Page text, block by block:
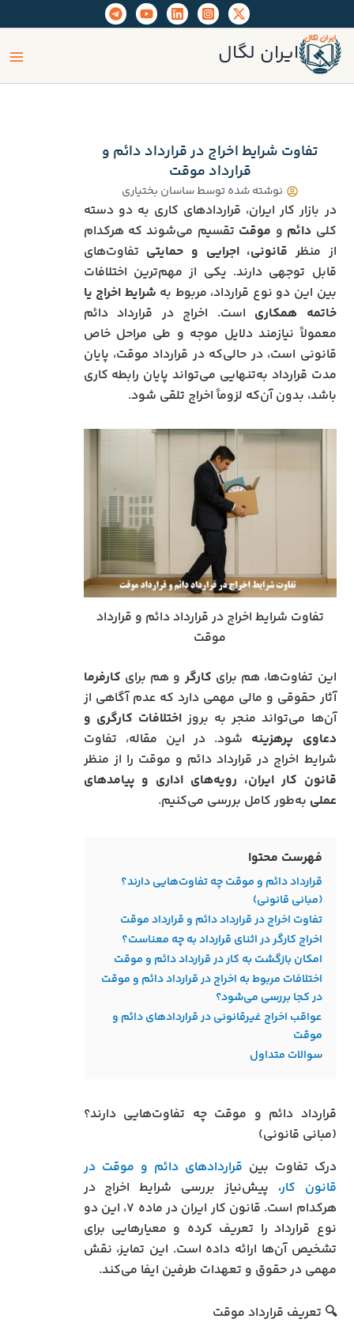
به
محتوا
ایران لگال
تفاوت شرایط اخراج در قرارداد دائم و
قرارداد موقت
نوشته شده توسطساسان بختیاری
در بازار کار ایران، قراردادهای کاری به دو دسته
کلی دائم و موقت تقسیم می‌شوند که هرکدام
از منظر قانونی، اجرایی و حمایتی تفاوت‌های
قابل توجهی دارند. یکی از مهم‌ترین اختلافات
بین این دو نوع قرارداد، مربوط به شرایط اخراج یا
خاتمه همکاری است. اخراج در قرارداد دائم
معمولاً نیازمند دلایل موجه و طی مراحل خاص
قانونی است، در حالی‌که در قرارداد موقت، پایان
مدت قرارداد به‌تنهایی می‌تواند پایان رابطه کاری
باشد، بدون آن‌که لزوماً اخراج تلقی شود.
تفاوت شرایط اخراج در قرارداد دائم و قرارداد
موقت
این تفاوت‌ها، هم برای کارگر و هم برای کارفرما
آثار حقوقی و مالی مهمی دارد که عدم آگاهی از
آن‌ها می‌تواند منجر به بروزاختلافات کارگری و
دعاوی پرهزینه شود. در این مقاله، تفاوت
شرایط اخراج در قرارداد دائم و موقت را از منظر
قانون کار ایران، رویه‌های اداری و پیامدهای
عملی به‌طور کامل بررسی می‌کنیم.
فهرست محتوا
قرارداد دائم و موقت چه تفاوت‌هایی دارند؟
(مبانی قانونی)
تفاوت‌ اخراج در قرارداد دائم و قرارداد موقت
اخراج کارگر در اثنای قرارداد به چه معناست؟
امکان بازگشت به کار در قرارداد دائم و موقت
اختلافات مربوط به اخراج در قرارداد دائم و موقت
در کجا بررسی می‌شود؟
عواقب اخراج غیرقانونی در قراردادهای دائم و
موقت
سوالات متداول
قرارداد دائم و موقت چه تفاوت‌هایی دارند؟
(مبانی قانونی)
درک تفاوت بین قراردادهای دائم و موقت در
قانون کار، پیش‌نیاز بررسی شرایط اخراج در
هرکدام است. قانون کار ایران در ماده ۷، این دو
نوع قرارداد را تعریف کرده و معیارهایی برای
تشخیص آن‌ها ارائه داده است. این تمایز، نقش
مهمی در حقوق و تعهدات طرفین ایفا می‌کند.
🔍 تعریف قرارداد موقت